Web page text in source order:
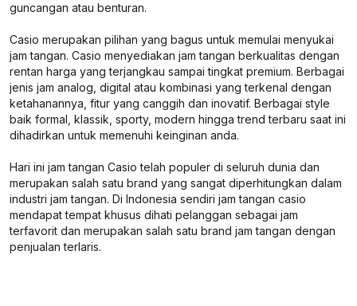
guncangan atau benturan.
Casio merupakan pilihan yang bagus untuk memulai menyukai
jam tangan. Casio menyediakan jam tangan berkualitas dengan
rentan harga yang terjangkau sampai tingkat premium. Berbagai
jenis jam analog, digital atau kombinasi yang terkenal dengan
ketahanannya, fitur yang canggih dan inovatif. Berbagai style
baik formal, klassik, sporty, modern hingga trend terbaru saat ini
dihadirkan untuk memenuhi keinginan anda.
Hari ini jam tangan Casio telah populer di seluruh dunia dan
merupakan salah satu brand yang sangat diperhitungkan dalam
industri jam tangan. Di Indonesia sendiri jam tangan casio
mendapat tempat khusus dihati pelanggan sebagai jam
terfavorit dan merupakan salah satu brand jam tangan dengan
penjualan terlaris.